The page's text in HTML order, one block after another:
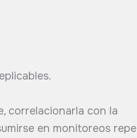
correlacionarla con la
en monitoreos